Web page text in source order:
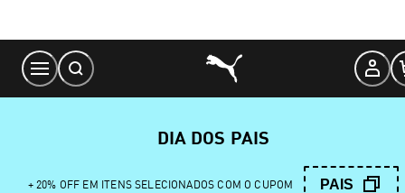
Content
DIA DOS PAIS
+ 20% OFF EM ITENS SELECIONADOS COM O CUPOM PAIS